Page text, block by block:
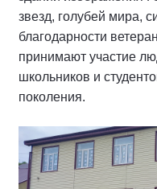
звезд, голубей мира,
благодарности
принимают участие
школьников и
поколения.